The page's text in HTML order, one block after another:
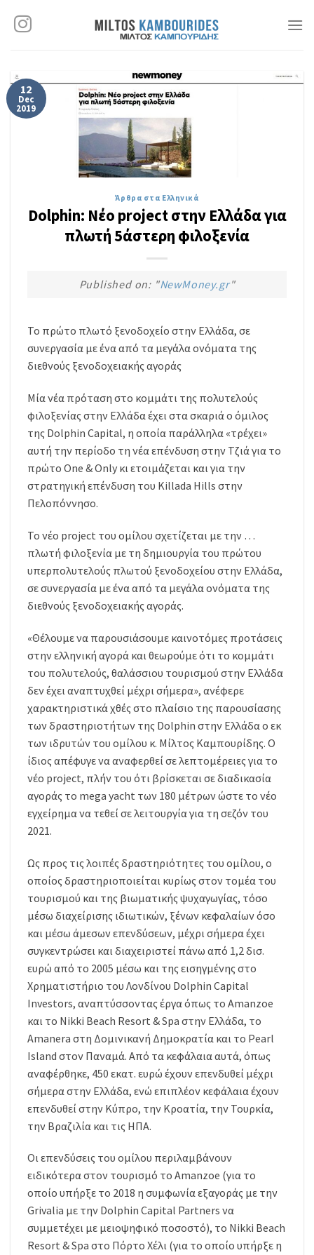
12
Dec
2019
Άρθρα στα Ελληνικά
Dolphin: Νέο project στην Ελλάδα για
πλωτή 5άστερη φιλοξενία
Published on: "NewMoney.gr"
Το πρώτο πλωτό ξενοδοχείο στην Ελλάδα, σε
συνεργασία με ένα από τα μεγάλα ονόματα της
διεθνούς ξενοδοχειακής αγοράς
Μία νέα πρόταση στο κομμάτι της πολυτελούς
φιλοξενίας στην Ελλάδα έχει στα σκαριά ο όμιλος
της Dolphin Capital, η οποία παράλληλα «τρέχει»
αυτή την περίοδο τη νέα επένδυση στην Τζιά για το
πρώτο One & Only κι ετοιμάζεται και για την
στρατηγική επένδυση του Killada Hills στην
Πελοπόννησο.
Το νέο project του ομίλου σχετίζεται με την …
πλωτή φιλοξενία με τη δημιουργία του πρώτου
υπερπολυτελούς πλωτού ξενοδοχείου στην Ελλάδα,
σε συνεργασία με ένα από τα μεγάλα ονόματα της
διεθνούς ξενοδοχειακής αγοράς.
«Θέλουμε να παρουσιάσουμε καινοτόμες προτάσεις
στην ελληνική αγορά και θεωρούμε ότι το κομμάτι
του πολυτελούς, θαλάσσιου τουρισμού στην Ελλάδα
δεν έχει αναπτυχθεί μέχρι σήμερα», ανέφερε
χαρακτηριστικά χθές στο πλαίσιο της παρουσίασης
των δραστηριοτήτων της Dolphin στην Ελλάδα ο εκ
των ιδρυτών του ομίλου κ. Μίλτος Καμπουρίδης. Ο
ίδιος απέφυγε να αναφερθεί σε λεπτομέρειες για το
νέο project, πλήν του ότι βρίσκεται σε διαδικασία
αγοράς το mega yacht των 180 μέτρων ώστε το νέο
εγχείρημα να τεθεί σε λειτουργία για τη σεζόν του
2021.
Ως προς τις λοιπές δραστηριότητες του ομίλου, ο
οποίος δραστηριοποιείται κυρίως στον τομέα του
τουρισμού και της βιωματικής ψυχαγωγίας, τόσο
μέσω διαχείρισης ιδιωτικών, ξένων κεφαλαίων όσο
και μέσω άμεσων επενδύσεων, μέχρι σήμερα έχει
συγκεντρώσει και διαχειριστεί πάνω από 1,2 δισ.
ευρώ από το 2005 μέσω και της εισηγμένης στο
Χρηματιστήριο του Λονδίνου Dolphin Capital
Investors, αναπτύσσοντας έργα όπως το Amanzoe
και το Nikki Beach Resort & Spa στην Ελλάδα, το
Amanera στη Δομινικανή Δημοκρατία και το Pearl
Island στον Παναμά. Από τα κεφάλαια αυτά, όπως
αναφέρθηκε, 450 εκατ. ευρώ έχουν επενδυθεί μέχρι
σήμερα στην Ελλάδα, ενώ επιπλέον κεφάλαια έχουν
επενδυθεί στην Κύπρο, την Κροατία, την Τουρκία,
την Βραζιλία και τις ΗΠΑ.
Οι επενδύσεις του ομίλου περιλαμβάνουν
ειδικότερα στον τουρισμό το Amanzoe (για το
οποίο υπήρξε το 2018 η συμφωνία εξαγοράς με την
Grivalia με την Dolphin Capital Partners να
συμμετέχει με μειοψηφικό ποσοστό), το Nikki Beach
Resort & Spa στο Πόρτο Χέλι (για το οποίο υπήρξε η